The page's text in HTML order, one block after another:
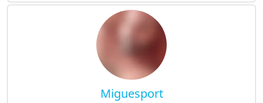
Miguesport